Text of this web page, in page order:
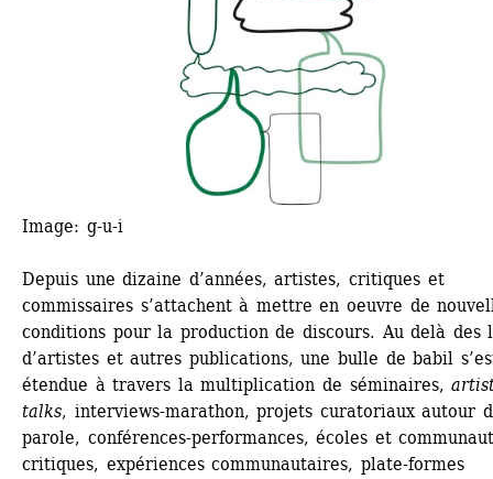
Image: g-u-i
Depuis une dizaine d’années, artistes, critiques et
commissaires s’attachent à mettre en oeuvre de
conditions pour la production de discours. Au delà des
d’artistes et autres publications, une bulle de babil
étendue à travers la multiplication de séminaires,
talks, interviews-marathon, projets curatoriaux autour
parole, conférences-performances, écoles et
critiques, expériences communautaires, plate-formes